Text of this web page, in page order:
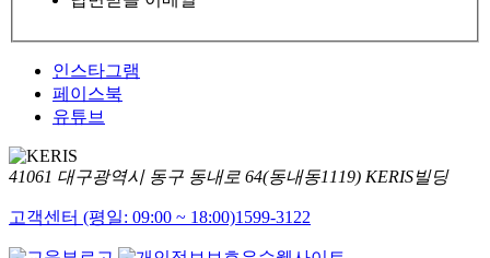
인스타그램
페이스북
유튜브
41061 대구광역시 동구 동내로 64(동내동1119) KERIS빌딩
고객센터 (평일: 09:00 ~ 18:00)1599-3122